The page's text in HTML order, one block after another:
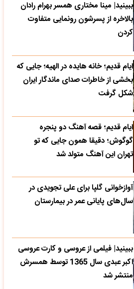
ببینید| مینا مختاری همسر بهرام رادان
بالاخره از پسرشون رونمایی متفاوت
کردن
ایام قدیم؛ خانه هایده در الهیه؛ جایی که
بخشی از خاطرات صدای ماندگار ایران
شکل گرفت
ایام قدیم؛ قصه آهنگ دو پنجره
گوگوش؛ دقیقا همون جایی که تو
تهران این آهنگ متولد شد
آوازخوانی گلپا برای علی تجویدی در
سال‌های پایانی عمر در بیمارستان
ببینید| فیلمی از عروسی و کارت عروسی
اکبر عبدی سال 1365 توسط همسرش
منتشر شد